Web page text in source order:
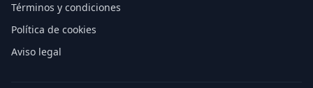
Términos y condiciones
Política de cookies
Aviso legal